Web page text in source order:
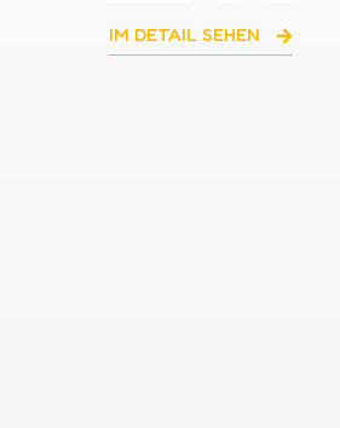
IM DETAIL SEHEN